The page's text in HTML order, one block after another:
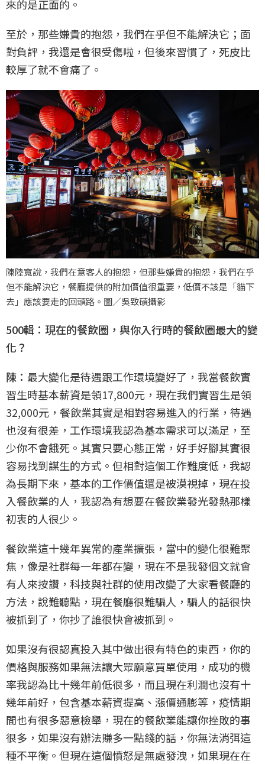
來的是正面的。
至於，那些嫌貴的抱怨，我們在乎但不能解決它；面
對負評，我還是會很受傷啦，但後來習慣了，死皮比
較厚了就不會痛了。
陳陸寬說，我們在意客人的抱怨，但那些嫌貴的抱怨，我們在乎
但不能解決它，餐廳提供的附加價值很重要，低價不該是「貓下
去」應該要走的回頭路。圖／吳致碩攝影
500輯：現在的餐飲圈，與你入行時的餐飲圈最大的變
化？
陳： 最大變化是待遇跟工作環境變好了，我當餐飲實
習生時基本薪資是領17,800元，現在我們實習生是領
32,000元，餐飲業其實是相對容易進入的行業，待遇
也沒有很差，工作環境我認為基本需求可以滿足，至
少你不會餓死。其實只要心態正常，好手好腳其實很
容易找到謀生的方式。但相對這個工作難度低，我認
為長期下來，基本的工作價值還是被漠視掉，現在投
入餐飲業的人，我認為有想要在餐飲業發光發熱那樣
初衷的人很少。
餐飲業這十幾年異常的產業擴張，當中的變化很難聚
焦，像是社群每一年都在變，現在不是我發個文就會
有人來按讚，科技與社群的使用改變了大家看餐廳的
方法，說難聽點，現在餐廳很難騙人，騙人的話很快
被抓到了，你抄了誰很快會被抓到。
如果沒有很認真投入其中做出很有特色的東西，你的
價格與服務如果無法讓大眾願意買單使用，成功的機
率我認為比十幾年前低很多，而且現在利潤也沒有十
幾年前好，包含基本薪資提高、漲價通膨等，疫情期
間也有很多惡意檢舉，現在的餐飲業能讓你挫敗的事
很多，如果沒有辦法賺多一點錢的話，你無法消弭這
種不平衡。但現在這個憤怒是無處發洩，如果現在在